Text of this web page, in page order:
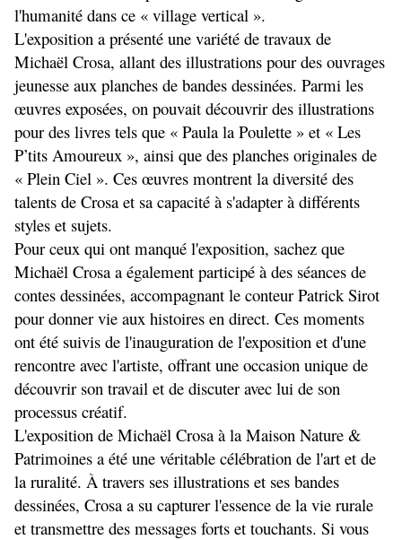
l'humanité dans ce « village vertical ».
L'exposition a présenté une variété de travaux de
Michaël Crosa, allant des illustrations pour des ouvrages
jeunesse aux planches de bandes dessinées. Parmi les
œuvres exposées, on pouvait découvrir des illustrations
pour des livres tels que « Paula la Poulette » et « Les
P’tits Amoureux », ainsi que des planches originales de
« Plein Ciel ». Ces œuvres montrent la diversité des
talents de Crosa et sa capacité à s'adapter à différents
styles et sujets.
Pour ceux qui ont manqué l'exposition, sachez que
Michaël Crosa a également participé à des séances de
contes dessinées, accompagnant le conteur Patrick Sirot
pour donner vie aux histoires en direct. Ces moments
ont été suivis de l'inauguration de l'exposition et d'une
rencontre avec l'artiste, offrant une occasion unique de
découvrir son travail et de discuter avec lui de son
processus créatif.
L'exposition de Michaël Crosa à la Maison Nature &
Patrimoines a été une véritable célébration de l'art et de
la ruralité. À travers ses illustrations et ses bandes
dessinées, Crosa a su capturer l'essence de la vie rurale
et transmettre des messages forts et touchants. Si vous